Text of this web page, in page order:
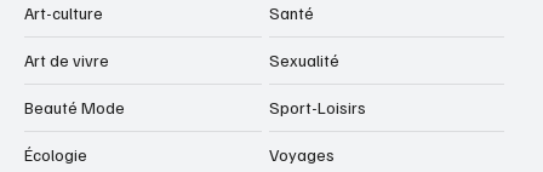
Art-culture
Art de vivre
Beauté Mode
Écologie
Santé
Sexualité
Sport-Loisirs
Voyages